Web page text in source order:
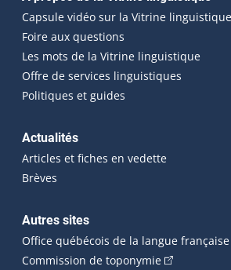
Capsule vidéo sur la Vitrine linguistique
Foire aux questions
Les mots de la Vitrine linguistique
Offre de services linguistiques
Politiques et guides
Actualités
Articles et fiches en vedette
Brèves
Autres sites
Office québécois de la langue française
Commission de toponymie(Cet